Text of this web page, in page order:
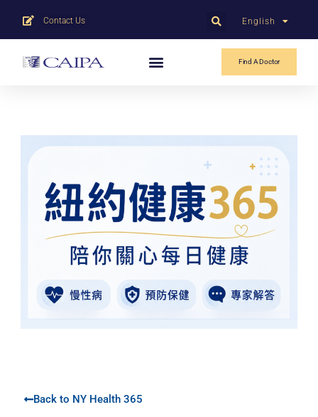
English
中文
Contact Us
Find A Doctor
Back to NY Health 365